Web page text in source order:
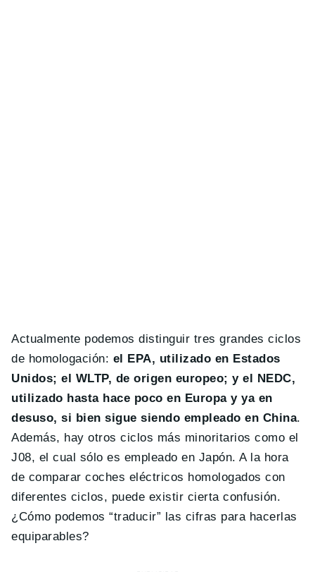
Actualmente podemos distinguir tres grandes ciclos
de homologación: el EPA, utilizado en Estados
Unidos; el WLTP, de origen europeo; y el NEDC,
utilizado hasta hace poco en Europa y ya en
desuso, si bien sigue siendo empleado en China.
Además, hay otros ciclos más minoritarios como el
J08, el cual sólo es empleado en Japón. A la hora
de comparar coches eléctricos homologados con
diferentes ciclos, puede existir cierta confusión.
¿Cómo podemos “traducir” las cifras para hacerlas
equiparables?